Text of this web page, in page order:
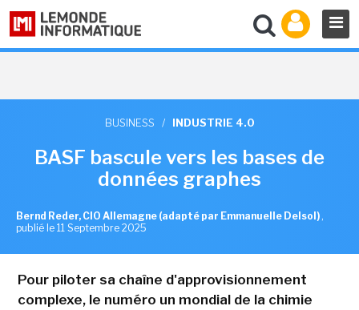
BUSINESS / INDUSTRIE 4.0
BASF bascule vers les bases de
données graphes
Bernd Reder, CIO Allemagne (adapté par Emmanuelle Delsol) ,
publié le 11 Septembre 2025
Pour piloter sa chaîne d'approvisionnement
complexe, le numéro un mondial de la chimie